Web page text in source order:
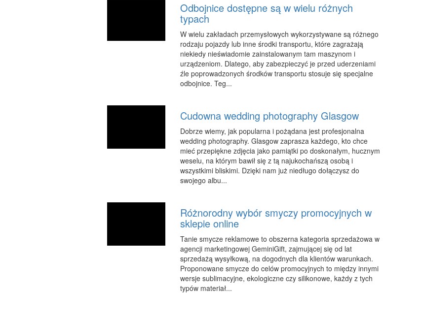
Odbojnice dostępne są w wielu różnych
typach
W wielu zakładach przemysłowych wykorzystywane są różnego
rodzaju pojazdy lub inne środki transportu, które zagrażają
niekiedy nieświadomie zainstalowanym tam maszynom i
urządzeniom. Dlatego, aby zabezpieczyć je przed uderzeniami
źle poprowadzonych środków transportu stosuje się specjalne
odbojnice. Teg...
Cudowna wedding photography Glasgow
Dobrze wiemy, jak popularna i pożądana jest profesjonalna
wedding photography. Glasgow zaprasza każdego, kto chce
mieć przepiękne zdjęcia jako pamiątki po doskonałym, hucznym
weselu, na którym bawił się z tą najukochańszą osobą i
wszystkimi bliskimi. Dzięki nam już niedługo dołączysz do
swojego albu...
Różnorodny wybór smyczy promocyjnych w
sklepie online
Tanie smycze reklamowe to obszerna kategoria sprzedażowa w
agencji marketingowej GeminiGift, zajmującej się od lat
sprzedażą wysyłkową, na dogodnych dla klientów warunkach.
Proponowane smycze do celów promocyjnych to między innymi
wersje sublimacyjne, ekologiczne czy silikonowe, każdy z tych
typów materiał...